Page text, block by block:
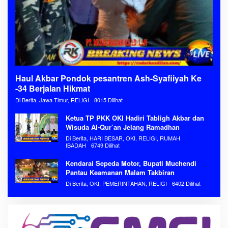
Haul Akbar Pondok pesantren Ash-Syafiiyah Ke
-34 Berjalan Hikmat
Di Berita, Jawa Timur, RELIGI 8015 Dilihat
Ketua TP PKK OKI Hadiri Tabligh Akbar dan
Wisuda Al-Qur’an Jelang Ramadhan
Di Berita, HARI BESAR, OKI, RELIGI, RUMAH
IBADAH
6749 Dilihat
Kendarai Sepeda Motor, Bupati Muchendi
Pantau Keamanan Malam Takbiran
Di Berita, OKI, PEMERINTAHAN, RELIGI 6402 Dilihat